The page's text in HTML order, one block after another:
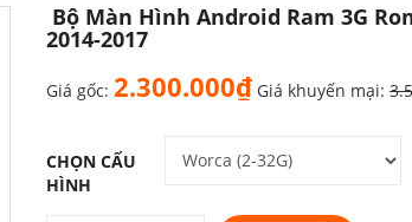
Bộ Màn Hình Android Ram 3G
2014-2017
Giá gốc: 2.300.000₫ Giá khuyến mại:
CHỌN CẤU
HÌNH